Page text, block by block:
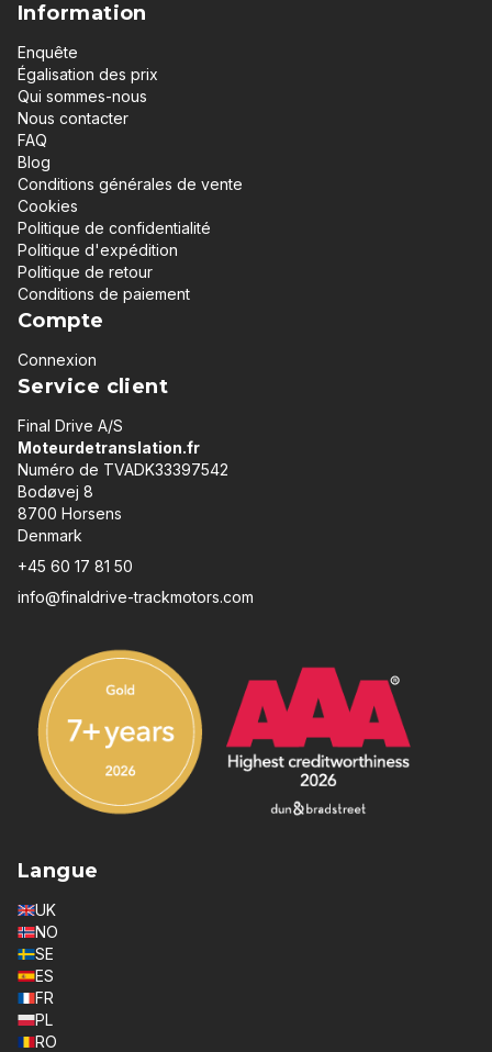
Information
Enquête
Égalisation des prix
Qui sommes-nous
Nous contacter
FAQ
Blog
Conditions générales de vente
Cookies
Politique de confidentialité
Politique d'expédition
Politique de retour
Conditions de paiement
Compte
Connexion
Service client
Final Drive A/S
Moteurdetranslation.fr
Numéro de TVADK33397542
Bodøvej 8
8700 Horsens
Denmark
+45 60 17 81 50
info@finaldrive-trackmotors.com
Langue
UK
NO
SE
ES
FR
PL
RO